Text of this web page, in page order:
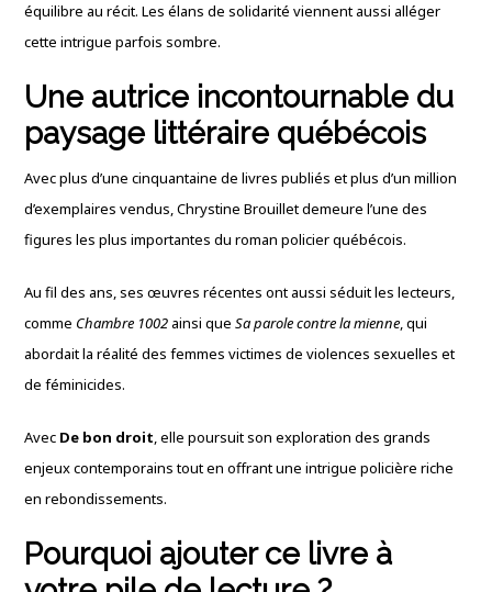
équilibre au récit. Les élans de solidarité viennent aussi alléger
cette intrigue parfois sombre.
Une autrice incontournable du
paysage littéraire québécois
Avec plus d’une cinquantaine de livres publiés et plus d’un million
d’exemplaires vendus, Chrystine Brouillet demeure l’une des
figures les plus importantes du roman policier québécois.
Au fil des ans, ses œuvres récentes ont aussi séduit les lecteurs,
comme Chambre 1002 ainsi queSa parole contre la mienne, qui
abordait la réalité des femmes victimes de violences sexuelles et
de féminicides.
Avec De bon droit, elle poursuit son exploration des grands
enjeux contemporains tout en offrant une intrigue policière riche
en rebondissements.
Pourquoi ajouter ce livre à